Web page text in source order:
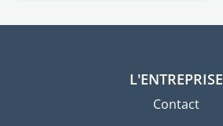
L'ENTREPRISE
Contact